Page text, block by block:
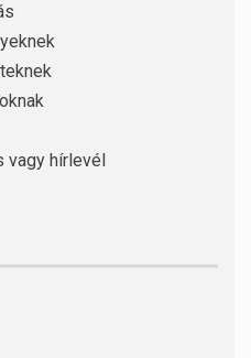
vagy hírlevél